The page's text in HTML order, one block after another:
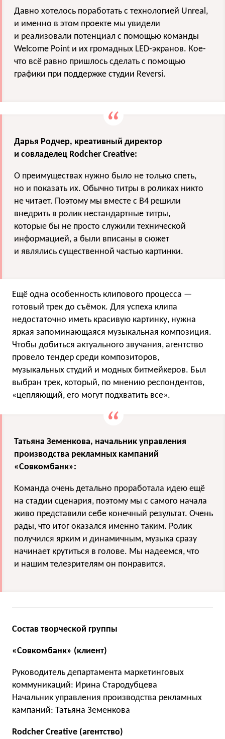
Давно хотелось поработать с технологией Unreal,
и именно в этом проекте мы увидели
и реализовали потенциал с помощью команды
Welcome Point и их громадных LED-экранов. Кое-
что всё равно пришлось сделать с помощью
графики при поддержке студии Reversi.
Дарья Родчер, креативный директор
и совладелец Rodcher Creative:
О преимуществах нужно было не только спеть,
но и показать их. Обычно титры в роликах никто
не читает. Поэтому мы вместе с B4 решили
внедрить в ролик нестандартные титры,
которые бы не просто служили технической
информацией, а были вписаны в сюжет
и являлись существенной частью картинки.
Ещё одна особенность клипового процесса —
готовый трек до съёмок. Для успеха клипа
недостаточно иметь красивую картинку, нужна
яркая запоминающаяся музыкальная композиция.
Чтобы добиться актуального звучания, агентство
провело тендер среди композиторов,
музыкальных студий и модных битмейкеров. Был
выбран трек, который, по мнению респондентов,
«цепляющий, его могут подхватить все».
Татьяна Земенкова, начальник управления
производства рекламных кампаний
«Совкомбанк»:
Команда очень детально проработала идею ещё
на стадии сценария, поэтому мы с самого начала
живо представили себе конечный результат. Очень
рады, что итог оказался именно таким. Ролик
получился ярким и динамичным, музыка сразу
начинает крутиться в голове. Мы надеемся, что
и нашим телезрителям он понравится.
Состав творческой группы
«Совкомбанк» (клиент)
Руководитель департамента маркетинговых
коммуникаций: Ирина Стародубцева
Начальник управления производства рекламных
кампаний: Татьяна Земенкова
Rodcher Creative (агентство)